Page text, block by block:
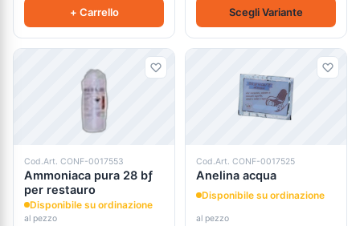
+ Carrello Scegli Variante
Cod.Art. CONF-0017553
Ammoniaca pura 28 bƒ
per restauro
Disponibile su ordinazione
al pezzo
Cod.Art. CONF-0017525
Anelina acqua
Disponibile su ordinazione
al pezzo